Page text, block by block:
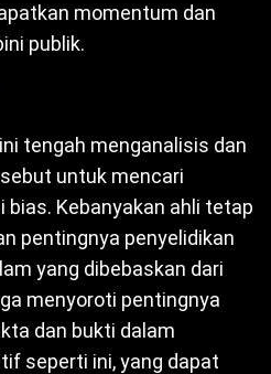
momentum dan
publik.
tengah menganalisis dan
untuk mencari
Kebanyakan ahli tetap
pentingnya penyelidikan
yang dibebaskan dari
menyoroti pentingnya
dan bukti dalam
seperti ini, yang dapat